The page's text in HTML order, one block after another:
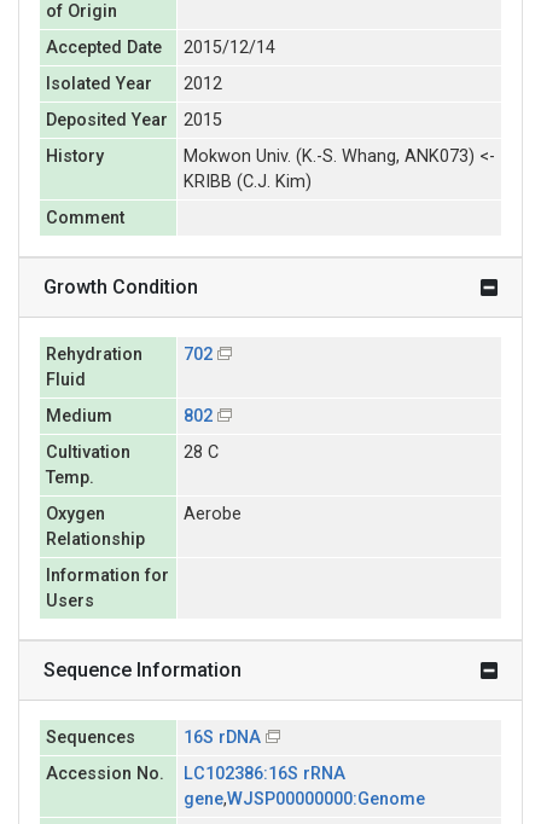
of Origin
Accepted Date
2015/12/14
Isolated Year
2012
Deposited Year
2015
History
Mokwon Univ. (K.-S. Whang, ANK073) <-
KRIBB (C.J. Kim)
Comment
Growth Condition
Rehydration
Fluid
702
Medium
802
Cultivation
Temp.
28 C
Oxygen
Relationship
Aerobe
Information for
Users
Sequence Information
Sequences
16S rDNA
Accession No.
LC102386:16S rRNA
gene,WJSP00000000:Genome